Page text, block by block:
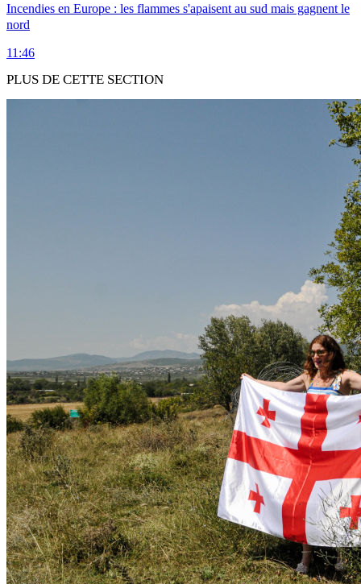
Incendies en Europe : les flammes s'apaisent au sud mais gagnent le
nord
11:46
PLUS DE CETTE SECTION